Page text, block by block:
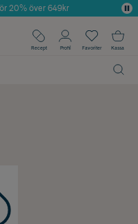
20% över 649kr
köp*
Recept Profil Favoriter Kassa